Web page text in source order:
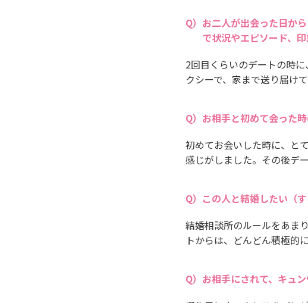
お二人が出会った日か
で状況やエピソード、
2回目くらいのデートの時
クシーで、家まで送り届け
お相手と初めて会った
初めてお会いした時に、と
感じがしました。その後デ
この人と結婚したい（
結婚相談所のルールをあま
トからは、どんどん積極的
お相手にされて、キュ